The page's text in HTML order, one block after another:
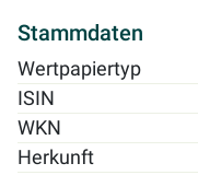
Stammdaten
Wertpapiertyp
ISIN
WKN
Herkunft